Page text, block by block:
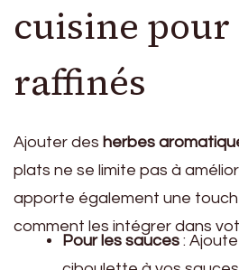
cuisine pour
raffinés
Ajouter des herbes
plats ne se limite pas à
apporte également une
comment les intégrer dans
Pour les sauces :